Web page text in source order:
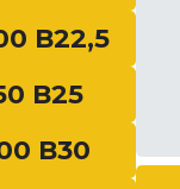
В22,5
В25
В30